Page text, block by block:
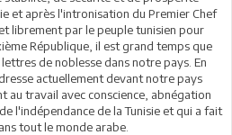
et après l'intronisation du Premier Chef
librement par le peuple tunisien pour
République, il est grand temps que
de noblesse dans notre pays. En
actuellement devant notre pays
au travail avec conscience, abnégation
l'indépendance de la Tunisie et qui a fait
tout le monde arabe.